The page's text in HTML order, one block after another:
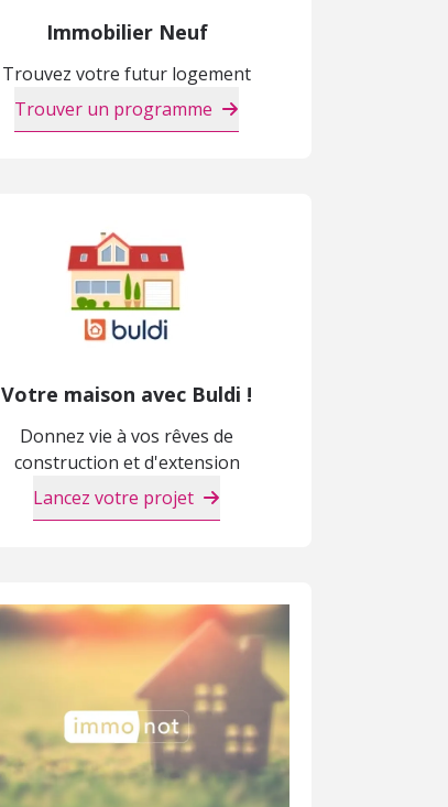
Immobilier Neuf
Trouvez votre futur logement
Trouver un programme
Votre maison avec Buldi !
Donnez vie à vos rêves de
construction et d'extension
Lancez votre projet